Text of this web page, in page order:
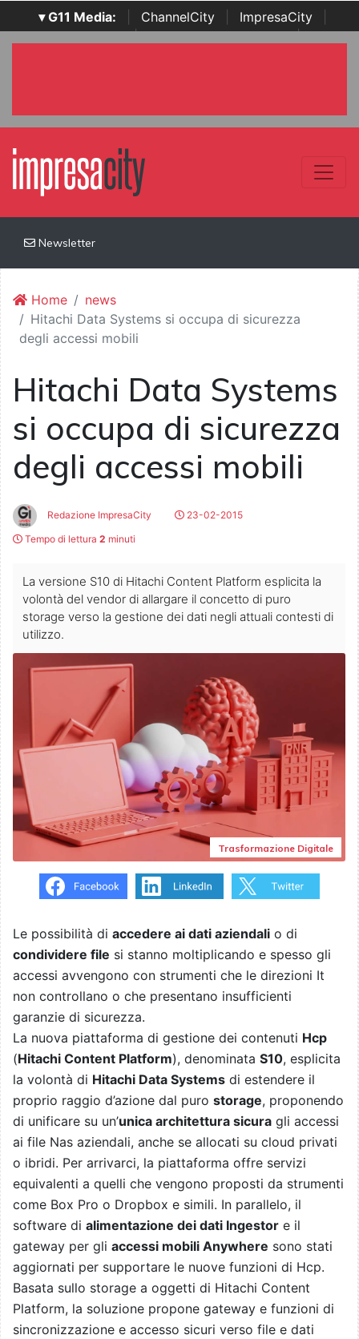
▾ G11 Media: ChannelCity ImpresaCity
SecurityOpenLab | Italian Channel Awards | Italian
Newsletter
Home
news
Hitachi Data Systems si occupa di sicurezza
degli accessi mobili
Hitachi Data Systems
si occupa di sicurezza
degli accessi mobili
Redazione ImpresaCity
23-02-2015
Tempo di lettura 2 minuti
La versione S10 di Hitachi Content Platform esplicita la
volontà del vendor di allargare il concetto di puro
storage verso la gestione dei dati negli attuali contesti di
utilizzo.
Trasformazione Digitale
Le possibilità di accedere ai dati aziendali o di
condividere file si stanno moltiplicando e spesso gli
accessi avvengono con strumenti che le direzioni It
non controllano o che presentano insufficienti
garanzie di sicurezza.
La nuova piattaforma di gestione dei contenuti Hcp
(Hitachi Content Platform), denominata S10, esplicita
la volontà di Hitachi Data Systems di estendere il
proprio raggio d’azione dal puro storage, proponendo
di unificare su un’unica architettura sicura gli accessi
ai file Nas aziendali, anche se allocati su cloud privati
o ibridi. Per arrivarci, la piattaforma offre servizi
equivalenti a quelli che vengono proposti da strumenti
come Box Pro o Dropbox e simili. In parallelo, il
software di alimentazione dei dati Ingestor e il
gateway per gli accessi mobili Anywhere sono stati
aggiornati per supportare le nuove funzioni di Hcp.
Basata sullo storage a oggetti di Hitachi Content
Platform, la soluzione propone gateway e funzioni di
sincronizzazione e accesso sicuri verso file e dati